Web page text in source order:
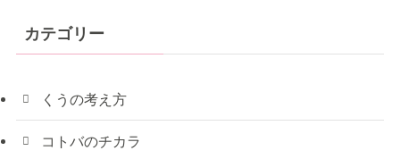
カテゴリー
くうの考え方
コトバのチカラ